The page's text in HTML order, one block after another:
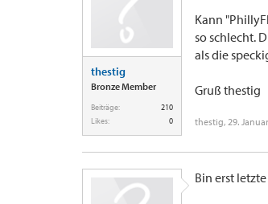
thestig
Bronze Member
Beiträge:
210
Likes:
0
Kann
so schlecht.
als die
Gruß thestig
thestig, 29.
Bin erst